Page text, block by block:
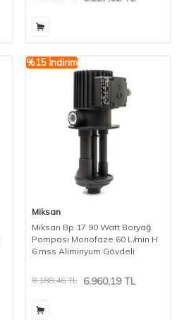
%15 İndirim
Miksan
Miksan Bp 17 90 Watt Boryağ
Pompası Monofaze 60 L/min H
6 mss Aliminyum Gövdeli
8.188,46TL 6.960,19TL